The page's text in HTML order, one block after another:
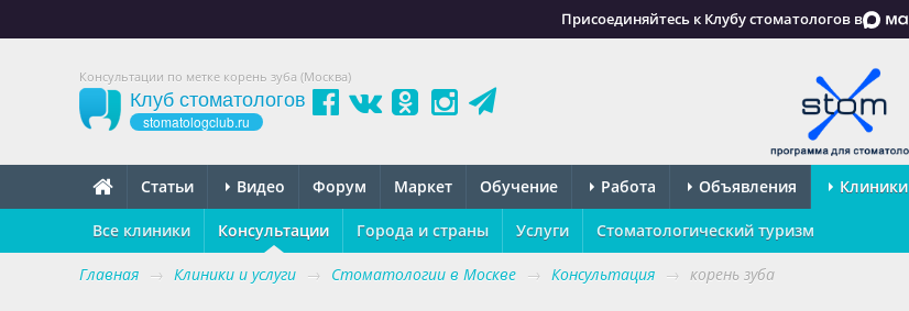
Присоединяйтесь к Клубу стоматологов в
Консультации по метке корень зуба (Москва)
Клуб стоматологов
stomatologclub.ru
Статьи Видео Форум Маркет Обучение Работа Объявления Клиники
Все клиники Консультации Города и страны Услуги Стоматологический туризм
Главная → Клиники и услуги → Стоматологии в Москве → Консультация → корень зуба